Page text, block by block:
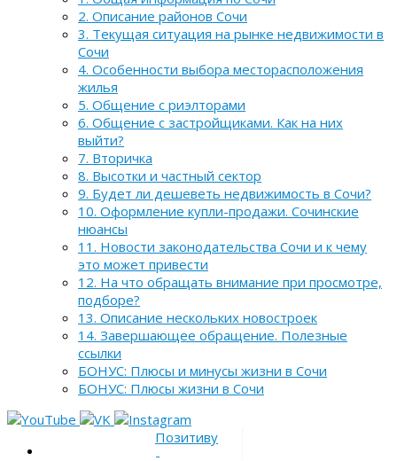
2. Описание районов Сочи
3. Текущая ситуация на рынке недвижимости в
Сочи
4. Особенности выбора месторасположения
жилья
5. Общение с риэлторами
6. Общение с застройщиками. Как на них
выйти?
7. Вторичка
8. Высотки и частный сектор
9. Будет ли дешеветь недвижимость в Сочи?
10. Оформление купли-продажи. Сочинские
нюансы
11. Новости законодательства Сочи и к чему
это может привести
12. На что обращать внимание при просмотре,
подборе?
13. Описание нескольких новостроек
14. Завершающее обращение. Полезные
ссылки
БОНУС: Плюсы и минусы жизни в Сочи
БОНУС: Плюсы жизни в Сочи
Позитиву
-